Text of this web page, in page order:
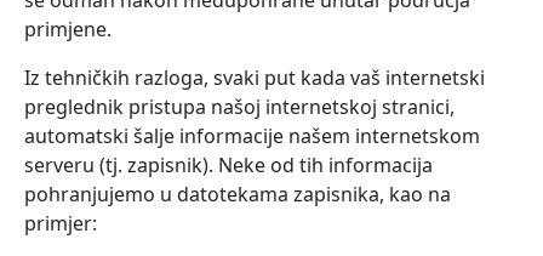
primjene.
Iz tehničkih razloga, svaki put kada vaš internetski
preglednik pristupa našoj internetskoj stranici,
automatski šalje informacije našem internetskom
serveru (tj. zapisnik). Neke od tih informacija
pohranjujemo u datotekama zapisnika, kao na
primjer: